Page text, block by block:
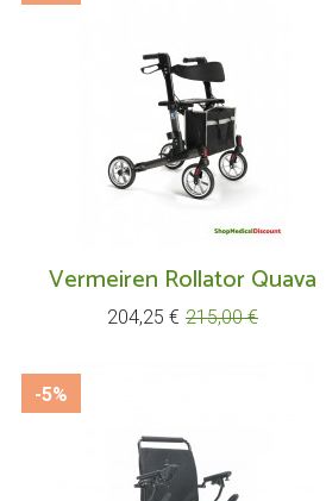
Vermeiren Rollator Quava
Prix
204,25 € Prix
215,00 €
-5%